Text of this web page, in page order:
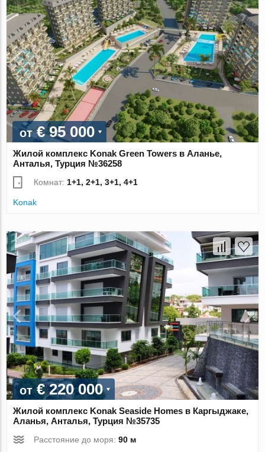
от€ 95 000
Жилой комплекс Konak Green Towers в Аланье,
Анталья, Турция №36258
Комнат: 1+1, 2+1, 3+1, 4+1
Konak
от€ 220 000
Жилой комплекс Konak Seaside Homes в Каргыджаке,
Аланья, Анталья, Турция №35735
Расстояние до моря:90 м